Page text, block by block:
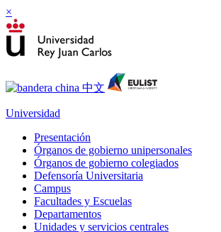
×
Universidad
Presentación
Órganos de gobierno unipersonales
Órganos de gobierno colegiados
Defensoría Universitaria
Campus
Facultades y Escuelas
Departamentos
Unidades y servicios centrales